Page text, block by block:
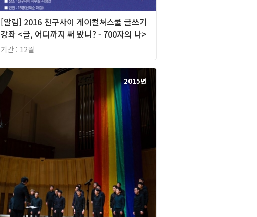
[알림] 2016 친구사이 게이컬쳐스쿨 글쓰기
강좌 <글, 어디까지 써 봤니? - 700자의 나>
기간 : 12월
2015년